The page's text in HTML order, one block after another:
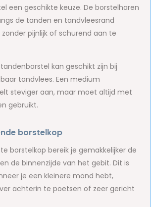
een geschikte keuze. De borstelharen
de tanden en tandvleesrand
pijnlijk of schurend aan te
kan geschikt zijn bij
tandvlees. Een medium
steviger aan, maar moet altijd met
gebruikt.
borstelkop
borstelkop bereik je gemakkelijker de
de binnenzijde van het gebit. Dit is
je een kleinere mond hebt,
achterin te poetsen of zeer gericht